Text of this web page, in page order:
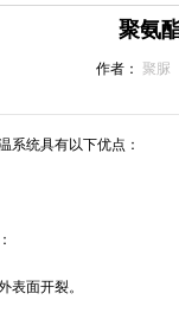
聚氨
作者： 聚脲
统具有以下优点：
面开裂。